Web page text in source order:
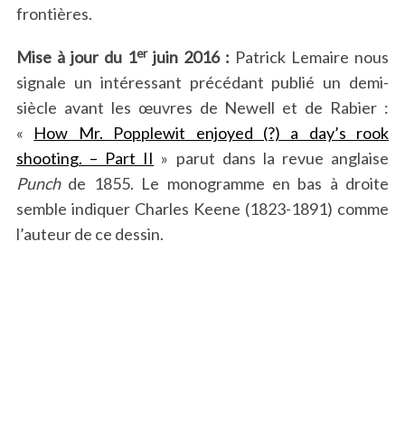
frontières.
Mise à jour du 1erjuin 2016 : Patrick Lemaire nous
signale un intéressant précédant publié un demi-
siècle avant les œuvres de Newell et de Rabier :
« How Mr. Popplewit enjoyed (?) a day’s rook
shooting. – Part II » parut dans la revue anglaise
Punchde 1855. Le monogramme en bas à droite
semble indiquer Charles Keene (1823-1891) comme
l’auteur de ce dessin.